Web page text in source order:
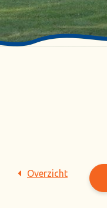
Overzicht